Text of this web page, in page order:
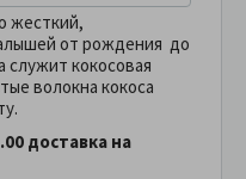
жесткий,
от рождения до
служит кокосовая
волокна кокоса
доставка на